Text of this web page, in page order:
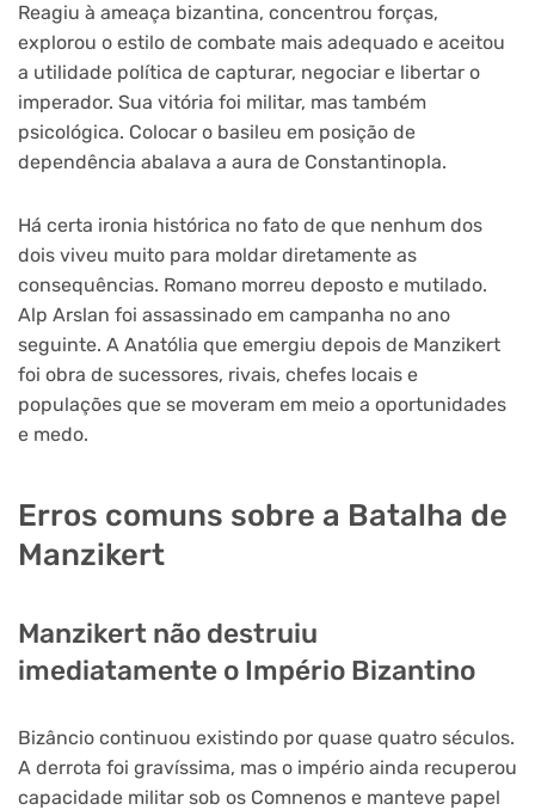
Reagiu à ameaça bizantina, concentrou forças,
explorou o estilo de combate mais adequado e aceitou
a utilidade política de capturar, negociar e libertar o
imperador. Sua vitória foi militar, mas também
psicológica. Colocar o basileu em posição de
dependência abalava a aura de Constantinopla.
Há certa ironia histórica no fato de que nenhum dos
dois viveu muito para moldar diretamente as
consequências. Romano morreu deposto e mutilado.
Alp Arslan foi assassinado em campanha no ano
seguinte. A Anatólia que emergiu depois de Manzikert
foi obra de sucessores, rivais, chefes locais e
populações que se moveram em meio a oportunidades
e medo.
Erros comuns sobre a Batalha de
Manzikert
Manzikert não destruiu
imediatamente o Império Bizantino
Bizâncio continuou existindo por quase quatro séculos.
A derrota foi gravíssima, mas o império ainda recuperou
capacidade militar sob os Comnenos e manteve papel